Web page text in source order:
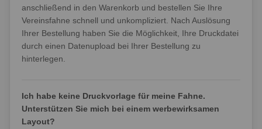
anschließend in den Warenkorb und bestellen Sie Ihre
Vereinsfahne schnell und unkompliziert. Nach Auslösung
Ihrer Bestellung haben Sie die Möglichkeit, Ihre Druckdatei
durch einen Datenupload bei Ihrer Bestellung zu
hinterlegen.
Ich habe keine Druckvorlage für meine Fahne.
Unterstützen Sie mich bei einem werbewirksamen
Layout?